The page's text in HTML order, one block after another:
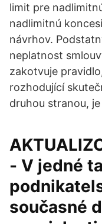
limit pre
nadlimitnú
návrhov.
neplatnost
zakotvuje
rozhodující
druhou stranou,
- V jedné
současné